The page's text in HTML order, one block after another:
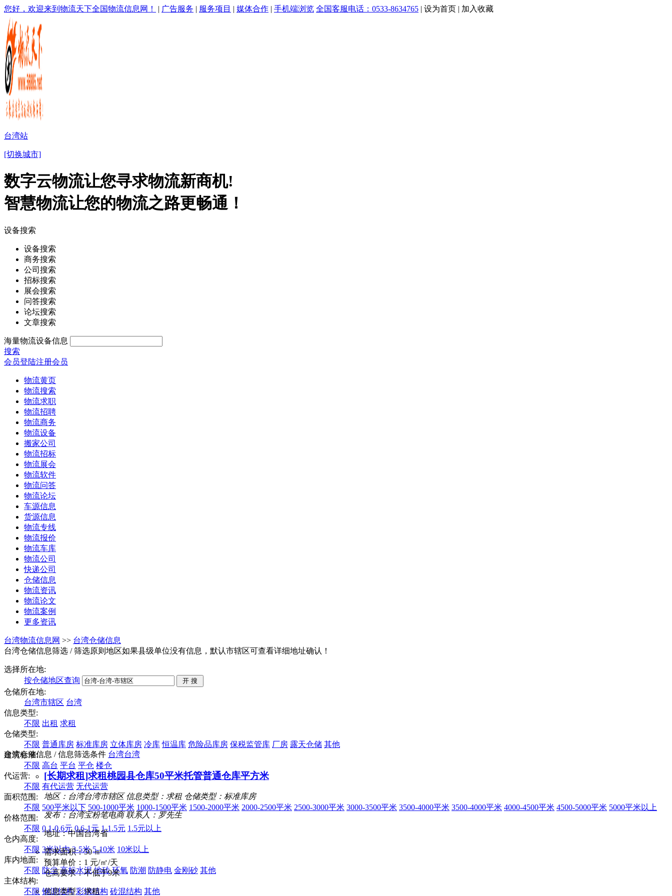
您好，欢迎来到物流天下全国物流信息网！ | 广告服务 | 服务项目 | 媒体合作 | 手机端浏览 全国客服电话：0533-8634765 | 设为首页 | 加入收藏
台湾站
[切换城市]
数字云物流让您寻求物流新商机!
智慧物流让您的物流之路更畅通！
设备搜索
设备搜索
商务搜索
公司搜索
招标搜索
展会搜索
问答搜索
论坛搜索
文章搜索
海量物流设备信息
搜索
会员登陆注册会员
物流黄页
物流搜索
物流求职
物流招聘
物流商务
物流设备
搬家公司
物流招标
物流展会
物流软件
物流问答
物流论坛
车源信息
货源信息
物流专线
物流报价
物流车库
物流公司
快递公司
仓储信息
物流资讯
物流论文
物流案例
更多资讯
台湾物流信息网 >> 台湾仓储信息
台湾仓储信息筛选 / 筛选原则地区如果县级单位没有信息，默认市辖区可查看详细地址确认！
选择所在地:
按仓储地区查询
仓储所在地:
台湾市辖区 台湾
信息类型:
不限 出租 求租
仓储类型:
不限 普通库房 标准库房 立体库房 冷库 恒温库 危险品库房 保税监管库 厂房 露天仓储 其他
建筑标准:
不限 高台 平台 平仓 楼仓
代运营:
不限 有代运营 无代运营
面积范围:
不限 500平米以下 500-1000平米 1000-1500平米 1500-2000平米 2000-2500平米 2500-3000平米 3000-3500平米 3500-4000平米 3500-4000平米 4000-4500平米 4500-5000平米 5000平米以上
价格范围:
不限 0.1-0.6元 0.6-1元 1-1.5元 1.5元以上
仓内高度:
不限 3米以内 3-5米 5-10米 10米以上
库内地面:
不限 防尘 高标水泥 地砖 环氧 防潮 防静电 金刚砂 其他
主体结构:
不限 钢混结构 彩钢结构 砖混结构 其他
台湾仓储信息 / 信息筛选条件 台湾台湾
[长期求租]求租桃园县仓库50平米托管普通仓库平方米
地区：台湾台湾市辖区 信息类型：求租 仓储类型：标准库房
发布：台湾宝粉笔电商 联系人：罗先生
地址：中国台湾省
需求面积：50 ㎡
预算单价：1 元/㎡/天
仓高要求：不低于9米
信息类型：求租